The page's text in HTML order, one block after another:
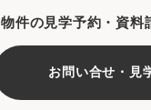
物件の見学予約・資料
お問い合せ・見